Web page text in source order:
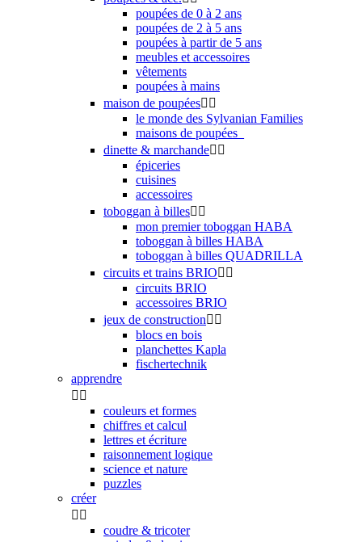
poupées de 0 à 2 ans
poupées de 2 à 5 ans
poupées à partir de 5 ans
meubles et accessoires
vêtements
poupées à mains
maison de poupées 
le monde des Sylvanian Families
maisons de poupées_
dinette & marchande 
épiceries
cuisines
accessoires
toboggan à billes 
mon premier toboggan HABA
toboggan à billes HABA
toboggan à billes QUADRILLA
circuits et trains BRIO 
circuits BRIO
accessoires BRIO
jeux de construction 
blocs en bois
planchettes Kapla
fischertechnik
apprendre
 
couleurs et formes
chiffres et calcul
lettres et écriture
raisonnement logique
science et nature
puzzles
créer
 
coudre & tricoter